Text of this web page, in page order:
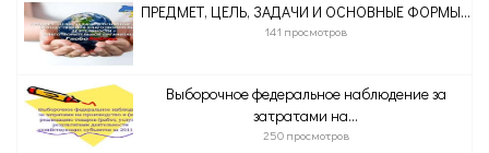
ПРЕДМЕТ, ЦЕЛЬ, ЗАДАЧИ И ОСНОВНЫЕ ФОРМЫ...
141 просмотров
Выборочное федеральное наблюдение за
затратами на...
250 просмотров